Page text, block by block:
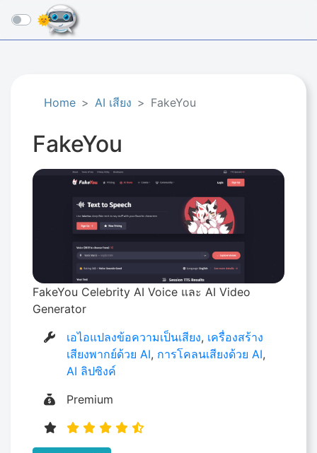
☰
Home AI เสียง FakeYou
FakeYou
FakeYou Celebrity AI Voice และ AI Video
Generator
เอไอแปลงข้อความเป็นเสียง, เครื่องสร้าง
เสียงพากย์ด้วย AI, การโคลนเสียงด้วย AI,
AI ลิปซิงค์
Premium